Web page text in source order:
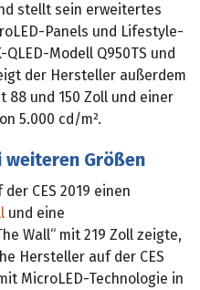
stellt sein erweitertes
Panels und Lifestyle-
Modell Q950TS und
der Hersteller außerdem
88 und 150 Zoll und einer
5.000 cd/m².
weiteren Größen
CES 2019 einen
und eine
Wall“ mit 219 Zoll zeigte,
Hersteller auf der CES
MicroLED-Technologie in